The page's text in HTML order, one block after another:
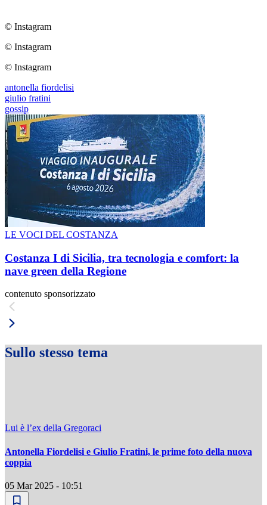
© Instagram
© Instagram
© Instagram
antonella fiordelisi
giulio fratini
gossip
LE VOCI DEL COSTANZA
Costanza I di Sicilia, tra tecnologia e comfort: la
nave green della Regione
contenuto sponsorizzato
Sullo stesso tema
Lui è l’ex della Gregoraci
Antonella Fiordelisi e Giulio Fratini, le prime foto della nuova
coppia
05 Mar 2025 - 10:51